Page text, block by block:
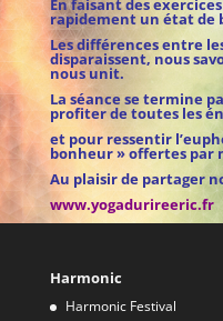
En faisant des
rapidement un état de
Les différences entre
disparaissent, nous
nous unit.
La séance se termine
profiter de toutes les
et pour ressentir
bonheur » offertes par
Au plaisir de partager
www.yogadurireeric.fr
Harmonic
Harmonic Festival